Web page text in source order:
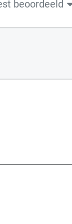
beoordeeld